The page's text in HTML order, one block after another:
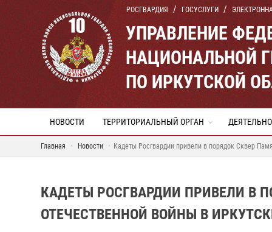
РОСГВАРДИЯ ГОСУСЛУГИ
УПРАВЛЕНИЕ
НАЦИОНАЛЬНОЙ
ПО ИРКУТСКОЙ
НОВОСТИ ТЕРРИТОРИАЛЬНЫЙ ОРГАН
Главная Новости Кадеты Росгвардии привели в порядок Сквер
КАДЕТЫ РОСГВАРДИИ ПРИВЕЛИ В
ОТЕЧЕСТВЕННОЙ ВОЙНЫ В